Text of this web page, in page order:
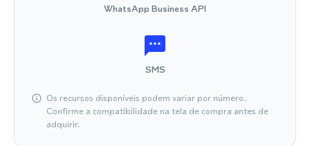
WhatsApp Business API
SMS
Os recursos disponíveis podem variar por número.
Confirme a compatibilidade na tela de compra antes de
adquirir.